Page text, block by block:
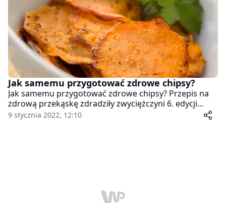
Jak samemu przygotować zdrowe chipsy?
Jak samemu przygotować zdrowe chipsy? Przepis na
zdrową przekąskę zdradziły zwyciężczyni 6. edycji
programu „MasterChef Junior” Jagoda Łaganowska i
uczestniczka programu Lena Świętońska. Jakich
9 stycznia 2022, 12:10